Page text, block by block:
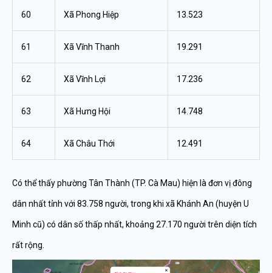
60 Xã Phong Hiệp 13.523
61 Xã Vĩnh Thanh 19.291
62 Xã Vĩnh Lợi 17.236
63 Xã Hưng Hội 14.748
64 Xã Châu Thới 12.491
Có thể thấy phường Tân Thành (TP. Cà Mau) hiện là đơn vị đông
dân nhất tỉnh với 83.758 người, trong khi xã Khánh An (huyện U
Minh cũ) có dân số thấp nhất, khoảng 27.170 người trên diện tích
rất rộng.